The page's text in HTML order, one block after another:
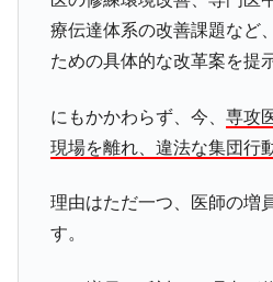
療伝達体系の改善課題など
ための具体的な改革案を提
にもかかわらず、今、 専攻
現場を離れ、違法な集団行
理由はただ一つ、医師の増
す。